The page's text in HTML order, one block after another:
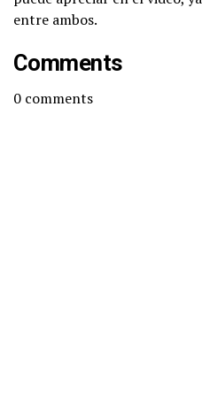
entre ambos.
Comments
0 comments